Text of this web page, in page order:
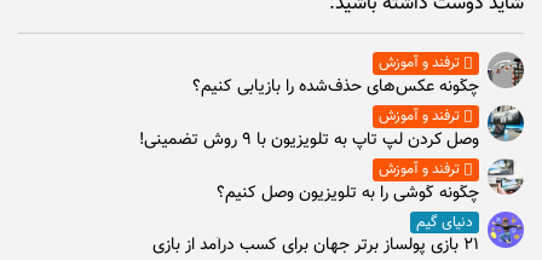
ترفند و آموزش
چگونه عکس‌های حذف‌شده را بازیابی کنیم؟
ترفند و آموزش
وصل كردن لپ تاپ به تلويزيون با ۹ روش تضمینی!
ترفند و آموزش
چگونه گوشی را به تلویزیون وصل کنیم؟
دنیای گیم
۲۱ بازی پولساز برتر جهان برای کسب درآمد از بازی